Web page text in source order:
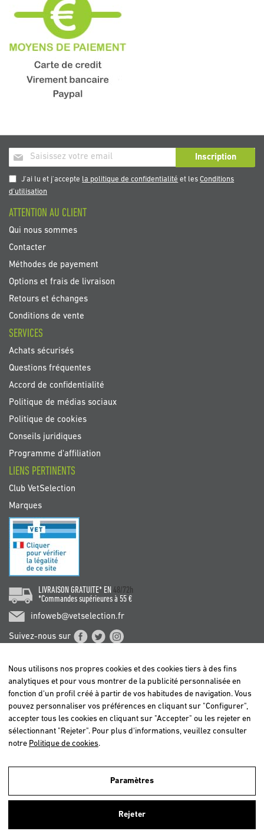
Nous utilisons nos propres cookies et ceux de tiers afin d'analyser nos
utilisateurs et d'offrir un meilleur service. Si vous continuez à naviguer,
Inscription
à
notre
newsletter
Inscription
J'ai lu et j'accepte la politique de confidentialité et lesConditions
d'utilisation
ATTENTION AU CLIENT
Qui nous sommes
Contacter
Méthodes de payement
Options et frais de livraison
Retours et échanges
Conditions de vente
SERVICES
Achats sécurisés
Questions fréquentes
Accord de confidentialité
Politique de médias sociaux
Politique de cookies
Conseils juridiques
Programme d'affiliation
LIENS PERTINENTS
Club VetSelection
Marques
LIVRAISON GRATUITE* EN 48/72h
*Commandes supérieures à 55 €
infoweb@vetselection.fr
Suivez-nous sur
BELGIË / BELGIQUE
DEUTSCHLAND
ITALIA
NEDERLAND
ÖSTERREICH
Nous utilisons nos propres cookies et des cookies tiers à des fins
analytiques et pour vous montrer de la publicité personnalisée en
fonction d'un profil créé à partir de vos habitudes de navigation. Vous
pouvez personnaliser vos préférences en cliquant sur "Configurer",
accepter tous les cookies en cliquant sur "Accepter" ou les rejeter en
sélectionnant "Rejeter". Pour plus d'informations, veuillez consulter
notre Politique de cookies.
Paramètres
Rejeter